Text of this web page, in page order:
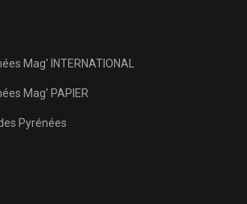
Mag' INTERNATIONAL
Mag' PAPIER
Pyrénées